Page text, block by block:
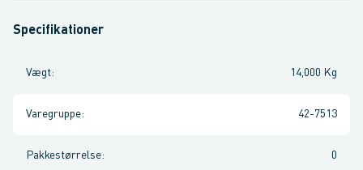
Specifikationer
Vægt: 14,000 Kg
Varegruppe: 42-7513
Pakkestørrelse: 0